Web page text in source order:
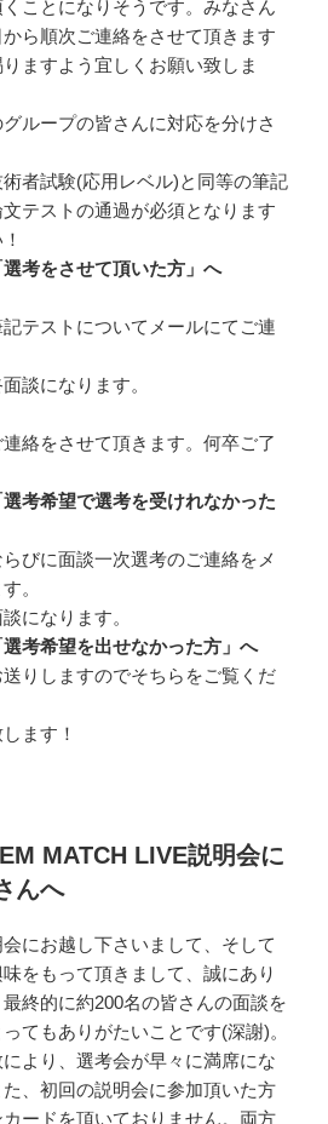
ことになりそうです。みなさん
ら順次ご連絡をさせて頂きます
ますよう宜しくお願い致しま
ループの皆さんに対応を分けさ
者試験(応用レベル)と同等の筆記
テストの通過が必須となります
考をさせて頂いた方」へ
テストについてメールにてご連
談になります。
絡をさせて頂きます。何卒ご了
考希望で選考を受けれなかった
びに面談一次選考のご連絡をメ
。
になります。
考希望を出せなかった方」へ
りしますのでそちらをご覧くだ
ます！
MATCH LIVE説明会に
んへ
にお越し下さいまして、そして
をもって頂きまして、誠にあり
終的に約200名の皆さんの面談を
てもありがたいことです(深謝)。
より、選考会が早々に満席にな
、初回の説明会に参加頂いた方
ードを頂いておりません。両方